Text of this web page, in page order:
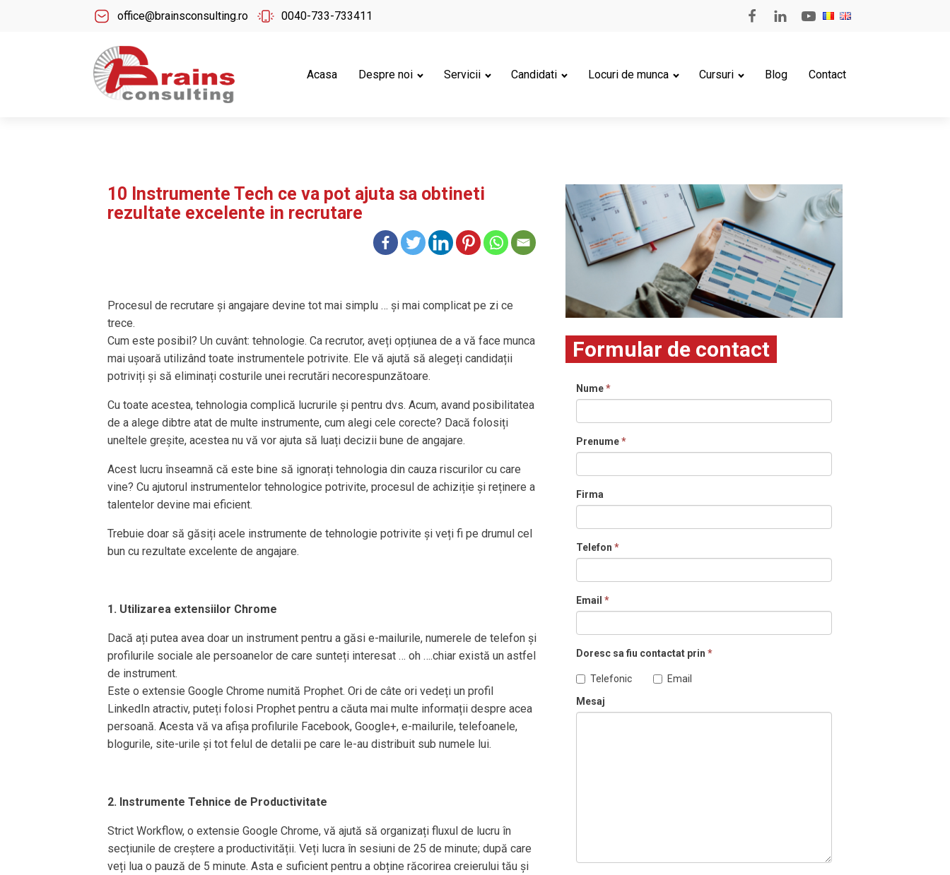
office@brainsconsulting.ro 0040-733-733411
Acasa Despre noi Servicii Candidati Locuri de munca Cursuri Blog Contact
10 Instrumente Tech ce va pot ajuta sa obtineti
rezultate excelente in recrutare
Procesul de recrutare și angajare devine tot mai simplu … și mai complicat pe zi ce
trece.
Cum este posibil? Un cuvânt: tehnologie. Ca recrutor, aveți opțiunea de a vă face munca
mai ușoară utilizând toate instrumentele potrivite. Ele vă ajută să alegeți candidații
potriviți și să eliminați costurile unei recrutări necorespunzătoare.
Cu toate acestea, tehnologia complică lucrurile și pentru dvs. Acum, avand posibilitatea
de a alege dibtre atat de multe instrumente, cum alegi cele corecte? Dacă folosiți
uneltele greșite, acestea nu vă vor ajuta să luați decizii bune de angajare.
Acest lucru înseamnă că este bine să ignorați tehnologia din cauza riscurilor cu care
vine? Cu ajutorul instrumentelor tehnologice potrivite, procesul de achiziție și reținere a
talentelor devine mai eficient.
Trebuie doar să găsiți acele instrumente de tehnologie potrivite și veți fi pe drumul cel
bun cu rezultate excelente de angajare.
1. Utilizarea extensiilor Chrome
Dacă ați putea avea doar un instrument pentru a găsi e-mailurile, numerele de telefon și
profilurile sociale ale persoanelor de care sunteți interesat … oh ….chiar există un astfel
de instrument.
Este o extensie Google Chrome numită Prophet. Ori de câte ori vedeți un profil
LinkedIn atractiv, puteți folosi Prophet pentru a căuta mai multe informații despre acea
persoană. Acesta vă va afișa profilurile Facebook, Google+, e-mailurile, telefoanele,
blogurile, site-urile și tot felul de detalii pe care le-au distribuit sub numele lui.
2. Instrumente Tehnice de Productivitate
Strict Workflow, o extensie Google Chrome, vă ajută să organizați fluxul de lucru în
secțiunile de creștere a productivității. Veți lucra în sesiuni de 25 de minute; după care
veți lua o pauză de 5 minute. Asta e suficient pentru a obține răcorirea creierului tău și
Formular de contact
Nume*
Prenume*
Firma
Telefon *
Email *
Doresc sa fiu contactat prin *
Telefonic
Email
Mesaj